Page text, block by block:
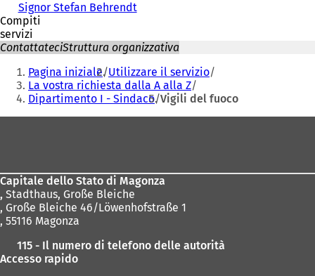
Signor Stefan Behrendt
Compiti
servizi
ContattateciStruttura organizzativa
Siete
qui:
Pagina iniziale Utilizzare il servizio
La vostra richiesta dalla A alla Z
Dipartimento I - Sindaco Vigili del fuoco
Capitale dello Stato di Magonza
, Stadthaus, Große Bleiche
, Große Bleiche 46/Löwenhofstraße 1
, 55116 Magonza
115 - Il numero di telefono delle autorità
Accesso rapido